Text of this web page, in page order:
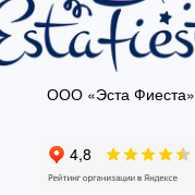
ООО «Эста Фиеста»